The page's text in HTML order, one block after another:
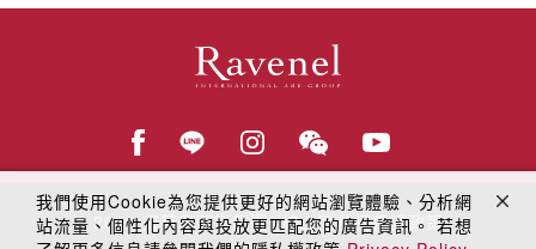
© 2018羅芙奧藝術集團 線上隱私權保護政策
我們使用Cookie為您提供更好的網站瀏覽體驗、分析網
站流量、個性化內容與投放更匹配您的廣告資訊。 若想